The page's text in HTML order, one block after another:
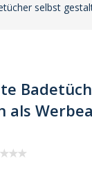
selbst
als